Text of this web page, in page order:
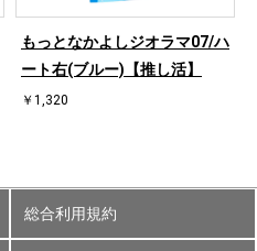
もっとなかよしジオラマ07/ハ
ート右(ブルー)【推し活】
￥1,320
総合利用規約